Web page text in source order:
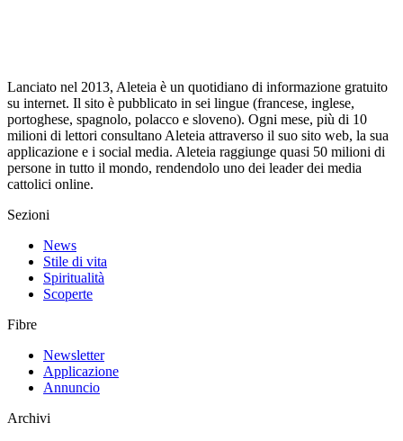
Lanciato nel 2013, Aleteia è un quotidiano di informazione gratuito
su internet. Il sito è pubblicato in sei lingue (francese, inglese,
portoghese, spagnolo, polacco e sloveno). Ogni mese, più di 10
milioni di lettori consultano Aleteia attraverso il suo sito web, la sua
applicazione e i social media. Aleteia raggiunge quasi 50 milioni di
persone in tutto il mondo, rendendolo uno dei leader dei media
cattolici online.
Sezioni
News
Stile di vita
Spiritualità
Scoperte
Fibre
Newsletter
Applicazione
Annuncio
Archivi